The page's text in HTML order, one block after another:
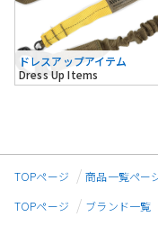
ドレスアップアイテム
Dress Up Items
TOPページ 商品一覧ペー
TOPページ
ブランド一覧